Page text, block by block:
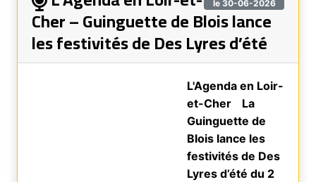
le 30-06-2026
Cher – Guinguette de Blois lance
les festivités de Des Lyres d’été
L'Agenda en Loir-
et-Cher
La
Guinguette de
Blois lance les
festivités de Des
Lyres d’été du 2